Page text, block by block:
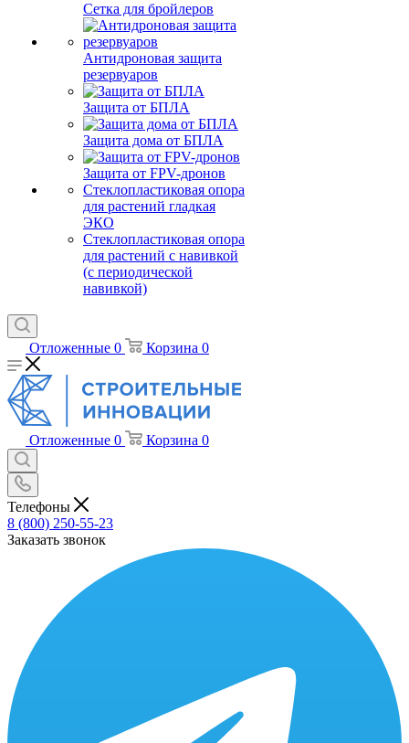
Сетка для бройлеров
Антидроновая защита
резервуаров
Защита от БПЛА
Защита дома от БПЛА
Защита от FPV-дронов
Стеклопластиковая опора
для растений гладкая
ЭКО
Стеклопластиковая опора
для растений с навивкой
(с периодической
навивкой)
Отложенные 0 Корзина 0
Отложенные 0 Корзина 0
Телефоны
8 (800) 250-55-23
Заказать звонок